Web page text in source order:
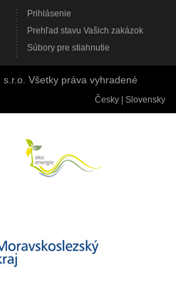
Prihlásenie
Prehľad stavu Vašich zakázok
Súbory pre stiahnutie
Všetky práva vyhradené
Česky Slovensky